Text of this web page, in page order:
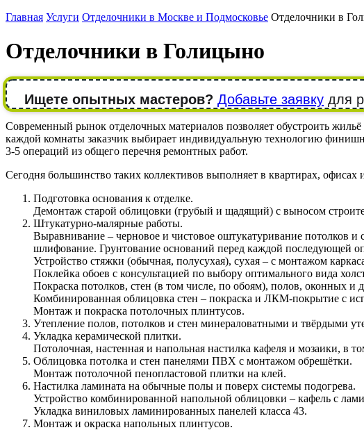
Главная Услуги Отделочники в Москве и Подмосковье Отделочники в
Отделочники в Голицыно
Ищете опытных мастеров? Добавьте заявку для
Современный рынок отделочных материалов позволяет обустроить
каждой комнаты заказчик выбирает индивидуальную технологию
3-5 операций из общего перечня ремонтных работ.
Сегодня большинство таких коллективов выполняет в квартирах,
Подготовка основания к отделке.
Демонтаж старой облицовки (грубый и щадящий) с выносом
Штукатурно-малярные работы.
Выравнивание – черновое и чистовое оштукатуривание потолков
шлифование. Грунтование оснований перед каждой последующей
Устройство стяжки (обычная, полусухая), сухая – с монтажом
Поклейка обоев с консультацией по выбору оптимального вида
Покраска потолков, стен (в том числе, по обоям), полов, оконных
Комбинированная облицовка стен – покраска и ЛКМ-покрытие с
Монтаж и покраска потолочных плинтусов.
Утепление полов, потолков и стен минераловатными и твёрдыми
Укладка керамической плитки.
Потолочная, настенная и напольная настилка кафеля и мозаики, в
Облицовка потолка и стен панелями ПВХ с монтажом обрешётки.
Монтаж потолочной пенопластовой плитки на клей.
Настилка ламината на обычные полы и поверх системы подогрева.
Устройство комбинированной напольной облицовки – кафель с
Укладка виниловых ламинированных панелей класса 43.
Монтаж и окраска напольных плинтусов.